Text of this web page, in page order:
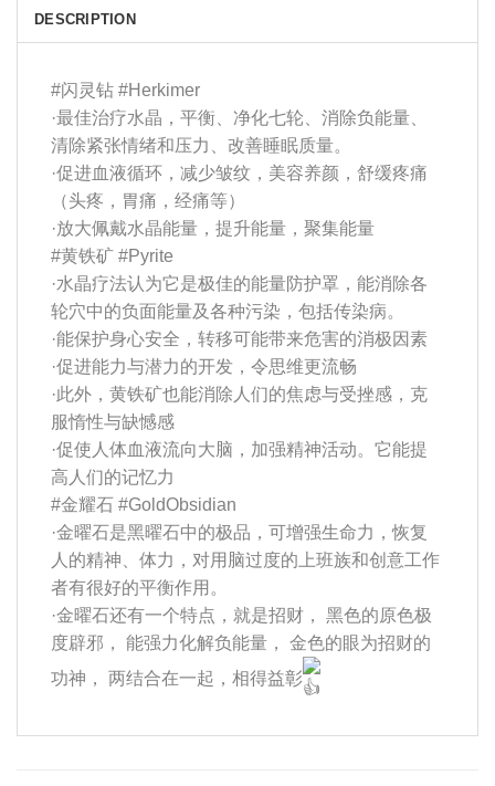
DESCRIPTION
#闪灵钻 #Herkimer
·最佳治疗水晶，平衡、净化七轮、消除负能量、
清除紧张情绪和压力、改善睡眠质量。
·促进血液循环，减少皱纹，美容养颜，舒缓疼痛
（头疼，胃痛，经痛等）
·放大佩戴水晶能量，提升能量，聚集能量
#黄铁矿 #Pyrite
·水晶疗法认为它是极佳的能量防护罩，能消除各
轮穴中的负面能量及各种污染，包括传染病。
·能保护身心安全，转移可能带来危害的消极因素
·促进能力与潜力的开发，令思维更流畅
·此外，黄铁矿也能消除人们的焦虑与受挫感，克
服惰性与缺憾感
·促使人体血液流向大脑，加强精神活动。它能提
高人们的记忆力
#金耀石 #GoldObsidian
·金曜石是黑曜石中的极品，可增强生命力，恢复
人的精神、体力，对用脑过度的上班族和创意工作
者有很好的平衡作用。
·金曜石还有一个特点，就是招财， 黑色的原色极
度辟邪， 能强力化解负能量， 金色的眼为招财的
功神， 两结合在一起，相得益彰